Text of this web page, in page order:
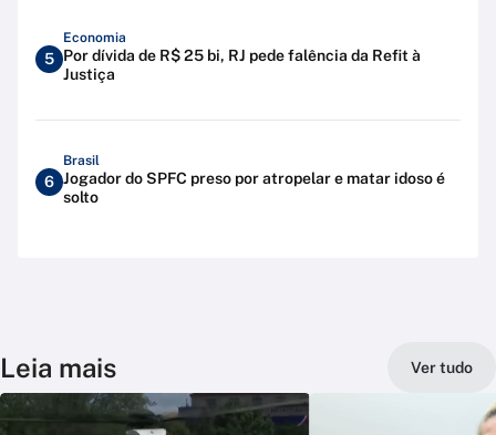
5
Economia
Por dívida de R$ 25 bi, RJ pede falência da Refit à
Justiça
6
Brasil
Jogador do SPFC preso por atropelar e matar idoso é
solto
Leia mais Ver tudo